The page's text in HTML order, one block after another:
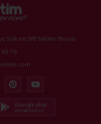
Sok no:9/B Nilüfer Bursa
83 76
Google play
İndirebilirsiniz